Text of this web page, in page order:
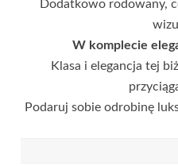
Dodatkowo rodowany,
W komplecie
Klasa i elegancja tej
Podaruj sobie odrobinę